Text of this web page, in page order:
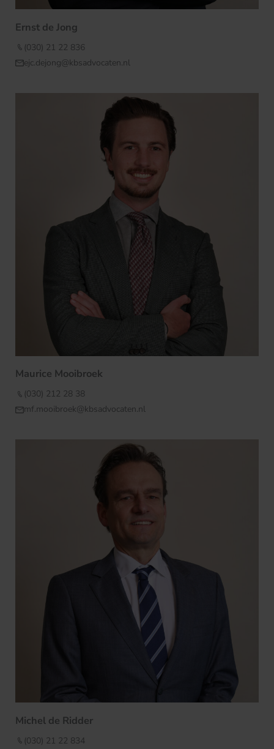
Ernst de Jong
(030) 21 22 836
ejc.dejong@kbsadvocaten.nl
Maurice Mooibroek
(030) 212 28 38
mf.mooibroek@kbsadvocaten.nl
Michel de Ridder
(030) 21 22 834